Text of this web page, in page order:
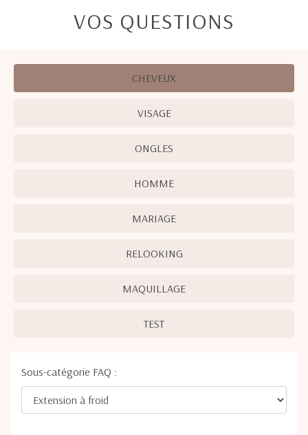
VOS QUESTIONS
CHEVEUX
VISAGE
ONGLES
HOMME
MARIAGE
RELOOKING
MAQUILLAGE
TEST
Sous-catégorie FAQ :